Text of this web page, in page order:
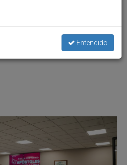
Entendido